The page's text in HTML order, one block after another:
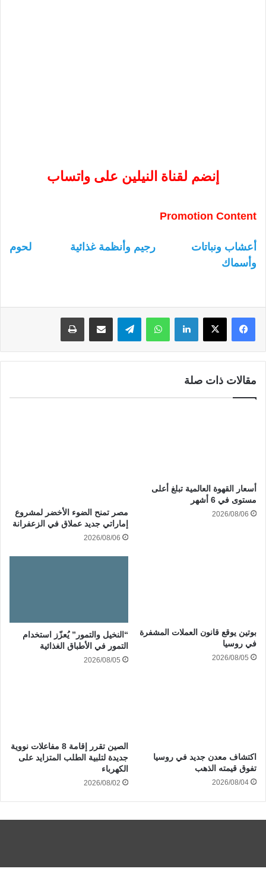
إنضم لقناة النيلين على واتساب
Promotion Content
أعشاب ونباتات رجيم وأنظمة غذائية
لحوم
وأسماك
لينكدإن واتساب
مقالات ذات صلة
أسعار القهوة العالمية تبلغ أعلى
مستوى في 6 أشهر
2026/08/06
مصر تمنح الضوء الأخضر لمشروع
إماراتي جديد عملاق في الزعفرانة
2026/08/06
بوتين يوقع قانون العملات المشفرة
في روسيا
2026/08/05
“النخيل والتمور” يُعزّز استخدام
التمور في الأطباق الغذائية
2026/08/05
اكتشاف معدن جديد في روسيا
تفوق قيمته الذهب
2026/08/04
الصين تقرر إقامة 8 مفاعلات نووية
جديدة لتلبية الطلب المتزايد على
الكهرباء
2026/08/02